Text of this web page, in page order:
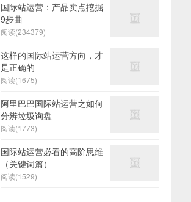
国际站运营：产品卖点挖掘
9步曲
阅读(234379)
这样的国际站运营方向，才
是正确的
阅读(1675)
阿里巴巴国际站运营之如何
分辨垃圾询盘
阅读(1773)
国际站运营必看的高阶思维
（关键词篇）
阅读(1529)